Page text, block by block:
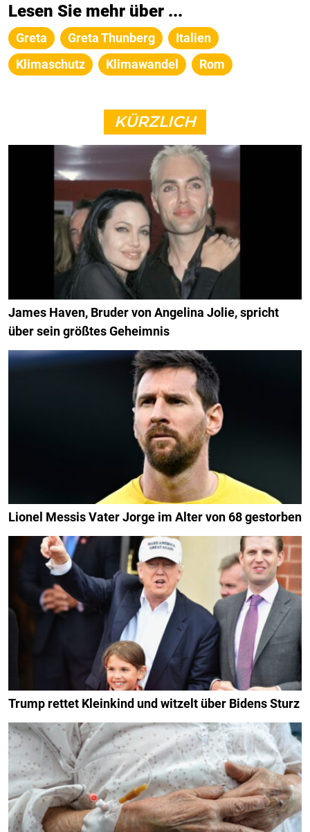
Lesen Sie mehr über ...
Greta Greta Thunberg
Italien
Klimaschutz
Klimawandel Rom
KÜRZLICH
James Haven, Bruder von Angelina Jolie, spricht
über sein größtes Geheimnis
Lionel Messis Vater Jorge im Alter von 68 gestorben
Trump rettet Kleinkind und witzelt über Bidens Sturz